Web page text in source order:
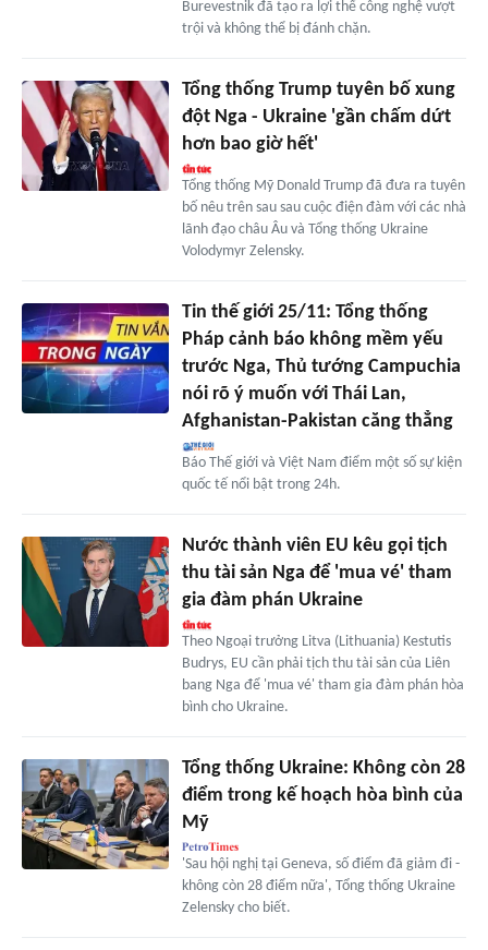
Burevestnik đã tạo ra lợi thế công nghệ vượt
trội và không thể bị đánh chặn.
Tổng thống Trump tuyên bố xung
đột Nga - Ukraine 'gần chấm dứt
hơn bao giờ hết'
Tổng thống Mỹ Donald Trump đã đưa ra tuyên
bố nêu trên sau sau cuộc điện đàm với các nhà
lãnh đạo châu Âu và Tổng thống Ukraine
Volodymyr Zelensky.
Tin thế giới 25/11: Tổng thống
Pháp cảnh báo không mềm yếu
trước Nga, Thủ tướng Campuchia
nói rõ ý muốn với Thái Lan,
Afghanistan-Pakistan căng thẳng
Báo Thế giới và Việt Nam điểm một số sự kiện
quốc tế nổi bật trong 24h.
Nước thành viên EU kêu gọi tịch
thu tài sản Nga để 'mua vé' tham
gia đàm phán Ukraine
Theo Ngoại trưởng Litva (Lithuania) Kestutis
Budrys, EU cần phải tịch thu tài sản của Liên
bang Nga để 'mua vé' tham gia đàm phán hòa
bình cho Ukraine.
Tổng thống Ukraine: Không còn 28
điểm trong kế hoạch hòa bình của
Mỹ
'Sau hội nghị tại Geneva, số điểm đã giảm đi -
không còn 28 điểm nữa', Tổng thống Ukraine
Zelensky cho biết.